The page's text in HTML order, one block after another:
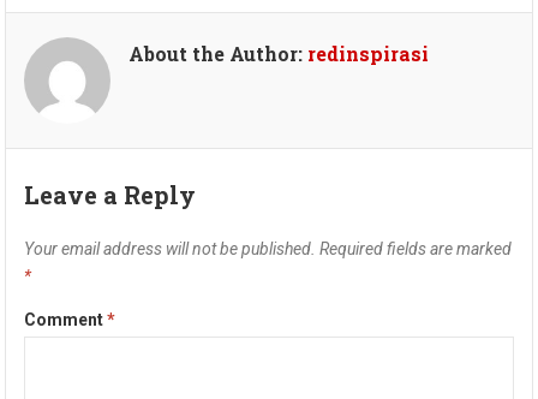
About the Author: redinspirasi
Leave a Reply
Your email address will not be published. Required fields are marked
*
Comment*